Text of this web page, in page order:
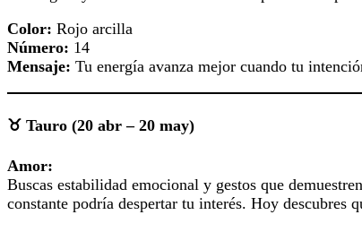
Color: Rojo arcilla
Número: 14
Mensaje: Tu energía avanza mejor cuando tu
♉ Tauro (20 abr – 20 may)
Amor:
Buscas estabilidad emocional y gestos que
constante podría despertar tu interés. Hoy descubres